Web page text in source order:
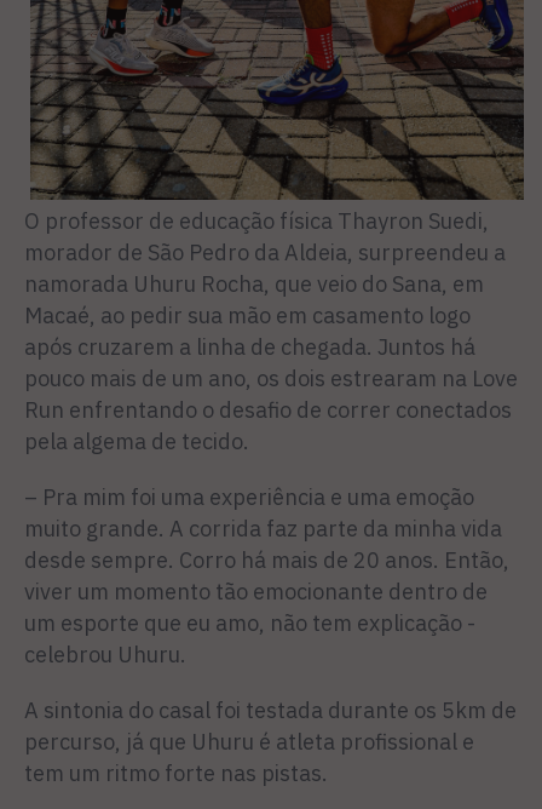
O professor de educação física Thayron Suedi,
morador de São Pedro da Aldeia, surpreendeu a
namorada Uhuru Rocha, que veio do Sana, em
Macaé, ao pedir sua mão em casamento logo
após cruzarem a linha de chegada. Juntos há
pouco mais de um ano, os dois estrearam na Love
Run enfrentando o desafio de correr conectados
pela algema de tecido.
– Pra mim foi uma experiência e uma emoção
muito grande. A corrida faz parte da minha vida
desde sempre. Corro há mais de 20 anos. Então,
viver um momento tão emocionante dentro de
um esporte que eu amo, não tem explicação -
celebrou Uhuru.
A sintonia do casal foi testada durante os 5km de
percurso, já que Uhuru é atleta profissional e
tem um ritmo forte nas pistas.